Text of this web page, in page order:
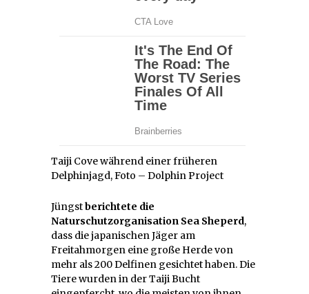
Taiji Cove während einer früheren
Delphinjagd, Foto – Dolphin Project
Jüngstberichtete die
Naturschutzorganisation Sea Sheperd,
dass die japanischen Jäger am
Freitahmorgen eine große Herde von
mehr als 200 Delfinen gesichtet haben. Die
Tiere wurden in der Taiji Bucht